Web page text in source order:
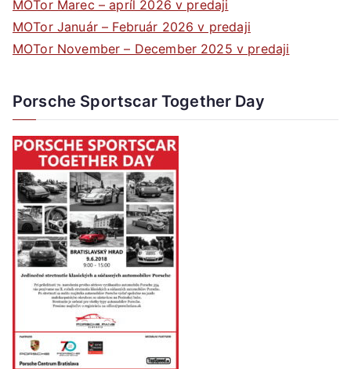
MOTor Marec – apríl 2026 v predaji
MOTor Január – Február 2026 v predaji
MOTor November – December 2025 v predaji
Porsche Sportscar Together Day